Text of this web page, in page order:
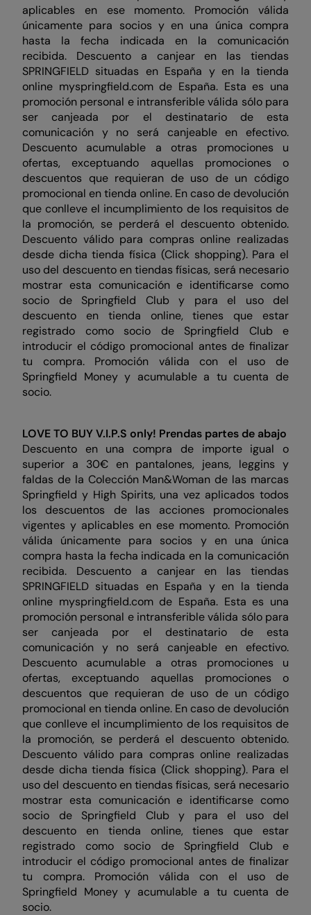
aplicables en ese momento. Promoción válida
únicamente para socios y en una única compra
hasta la fecha indicada en la comunicación
recibida. Descuento a canjear en las tiendas
SPRINGFIELD situadas en España y en la tienda
online myspringfield.com de España. Esta es una
promoción personal e intransferible válida sólo para
ser canjeada por el destinatario de esta
comunicación y no será canjeable en efectivo.
Descuento acumulable a otras promociones u
ofertas, exceptuando aquellas promociones o
descuentos que requieran de uso de un código
promocional en tienda online. En caso de devolución
que conlleve el incumplimiento de los requisitos de
la promoción, se perderá el descuento obtenido.
Descuento válido para compras online realizadas
desde dicha tienda física (Click shopping). Para el
uso del descuento en tiendas físicas, será necesario
mostrar esta comunicación e identificarse como
socio de Springfield Club y para el uso del
descuento en tienda online, tienes que estar
registrado como socio de Springfield Club e
introducir el código promocional antes de finalizar
tu compra. Promoción válida con el uso de
Springfield Money y acumulable a tu cuenta de
socio.
LOVE TO BUY V.I.P.S only! Prendas partes de abajo
Descuento en una compra de importe igual o
superior a 30€ en pantalones, jeans, leggins y
faldas de la Colección Man&Woman de las marcas
Springfield y High Spirits, una vez aplicados todos
los descuentos de las acciones promocionales
vigentes y aplicables en ese momento. Promoción
válida únicamente para socios y en una única
compra hasta la fecha indicada en la comunicación
recibida. Descuento a canjear en las tiendas
SPRINGFIELD situadas en España y en la tienda
online myspringfield.com de España. Esta es una
promoción personal e intransferible válida sólo para
ser canjeada por el destinatario de esta
comunicación y no será canjeable en efectivo.
Descuento acumulable a otras promociones u
ofertas, exceptuando aquellas promociones o
descuentos que requieran de uso de un código
promocional en tienda online. En caso de devolución
que conlleve el incumplimiento de los requisitos de
la promoción, se perderá el descuento obtenido.
Descuento válido para compras online realizadas
desde dicha tienda física (Click shopping). Para el
uso del descuento en tiendas físicas, será necesario
mostrar esta comunicación e identificarse como
socio de Springfield Club y para el uso del
descuento en tienda online, tienes que estar
registrado como socio de Springfield Club e
introducir el código promocional antes de finalizar
tu compra. Promoción válida con el uso de
Springfield Money y acumulable a tu cuenta de
socio.